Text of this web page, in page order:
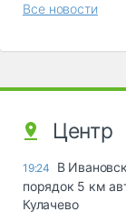
Все новости
Центр
19:24
В
порядок 5 км
Кулачево